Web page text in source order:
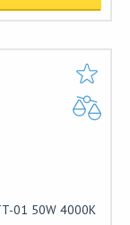
01 50W 4000K